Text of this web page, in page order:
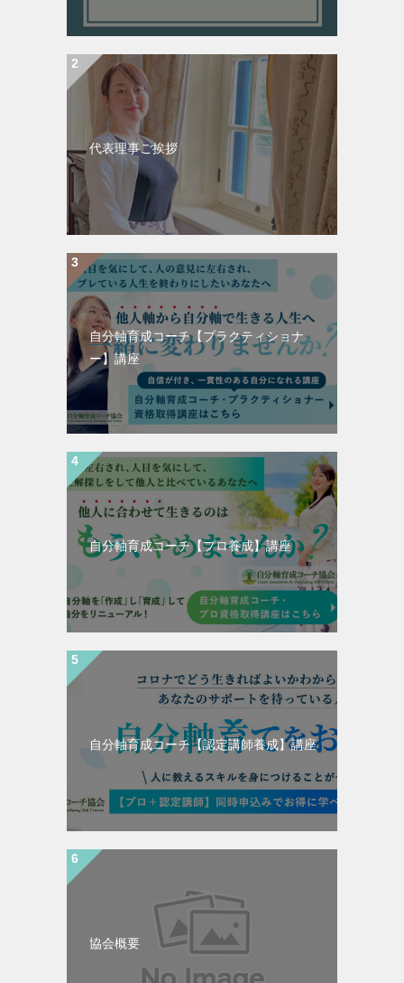
代表理事ご挨拶
自分軸育成コーチ【プラクティショナ
ー】講座
自分軸育成コーチ【プロ養成】講座
自分軸育成コーチ【認定講師養成】講座
協会概要